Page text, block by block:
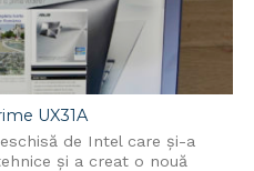
UX31A
de Intel care și-a
și a creat o nouă